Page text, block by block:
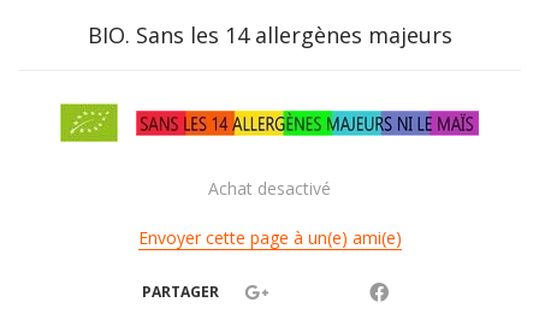
BIO. Sans les 14 allergènes majeurs
Achat desactivé
Envoyer cette page à un(e) ami(e)
PARTAGER